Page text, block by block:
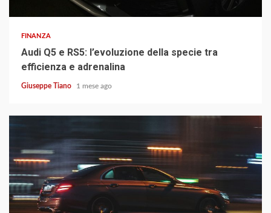
FINANZA
Audi Q5 e RS5: l’evoluzione della specie tra
efficienza e adrenalina
Giuseppe Tiano 1 mese ago